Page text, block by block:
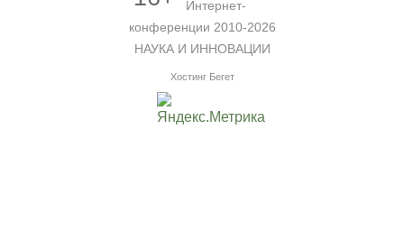
Интернет-
конференции 2010-2026
НАУКА И ИННОВАЦИИ
Хостинг Бегет